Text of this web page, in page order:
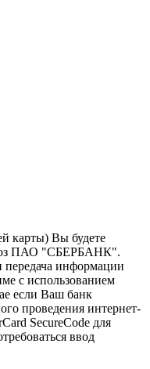
карты) Вы будете
ПАО "СБЕРБАНК".
информации
с использованием
если Ваш банк
проведения интернет-
SecureCode для
ввод